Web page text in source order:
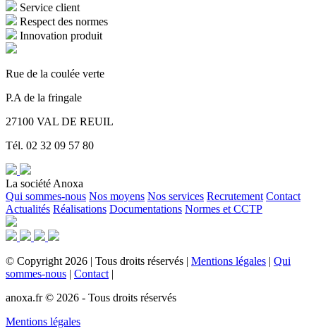
Service client
Respect des normes
Innovation produit
Rue de la coulée verte
P.A de la fringale
27100 VAL DE REUIL
Tél. 02 32 09 57 80
La société Anoxa
Qui sommes-nous Nos moyens Nos services Recrutement Contact
Actualités Réalisations Documentations Normes et CCTP
© Copyright 2026 | Tous droits réservés | Mentions légales | Qui
sommes-nous | Contact |
anoxa.fr © 2026 - Tous droits réservés
Mentions légales